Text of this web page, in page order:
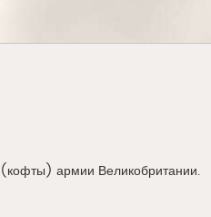
(кофты) армии Великобритании.